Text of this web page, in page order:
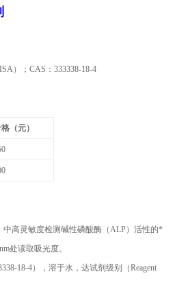
）； CAS ： 333338-18-4
（元）
中高灵敏度检测碱性磷酸酶（ALP ）活性的*
处读取吸光度。
18-4），溶于水，达试剂级别（Reagent